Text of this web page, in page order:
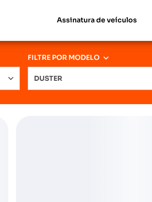
Assinatura de veículos
FILTRE POR MODELO
DUSTER